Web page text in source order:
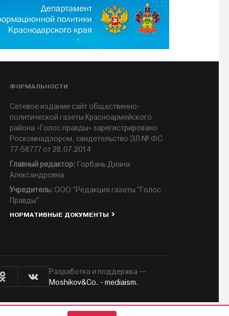
ФОРМАЛЬНОСТИ
Сетевое издание сайт общественно-
политической газеты Красноармейского
района «Голос правды» зарегистрировано
Роскомнадзором, свидетельство ЭЛ № ФС
77-58777 от 28.07.2014
Главный редактор: Горбань Диана
Александровна
Учредитель: ООО "Редакция газеты "Голос
Правды"
НОРМАТИВНЫЕ ДОКУМЕНТЫ
Разработка и поддержка —
Moshikov&Co. - mediaism.